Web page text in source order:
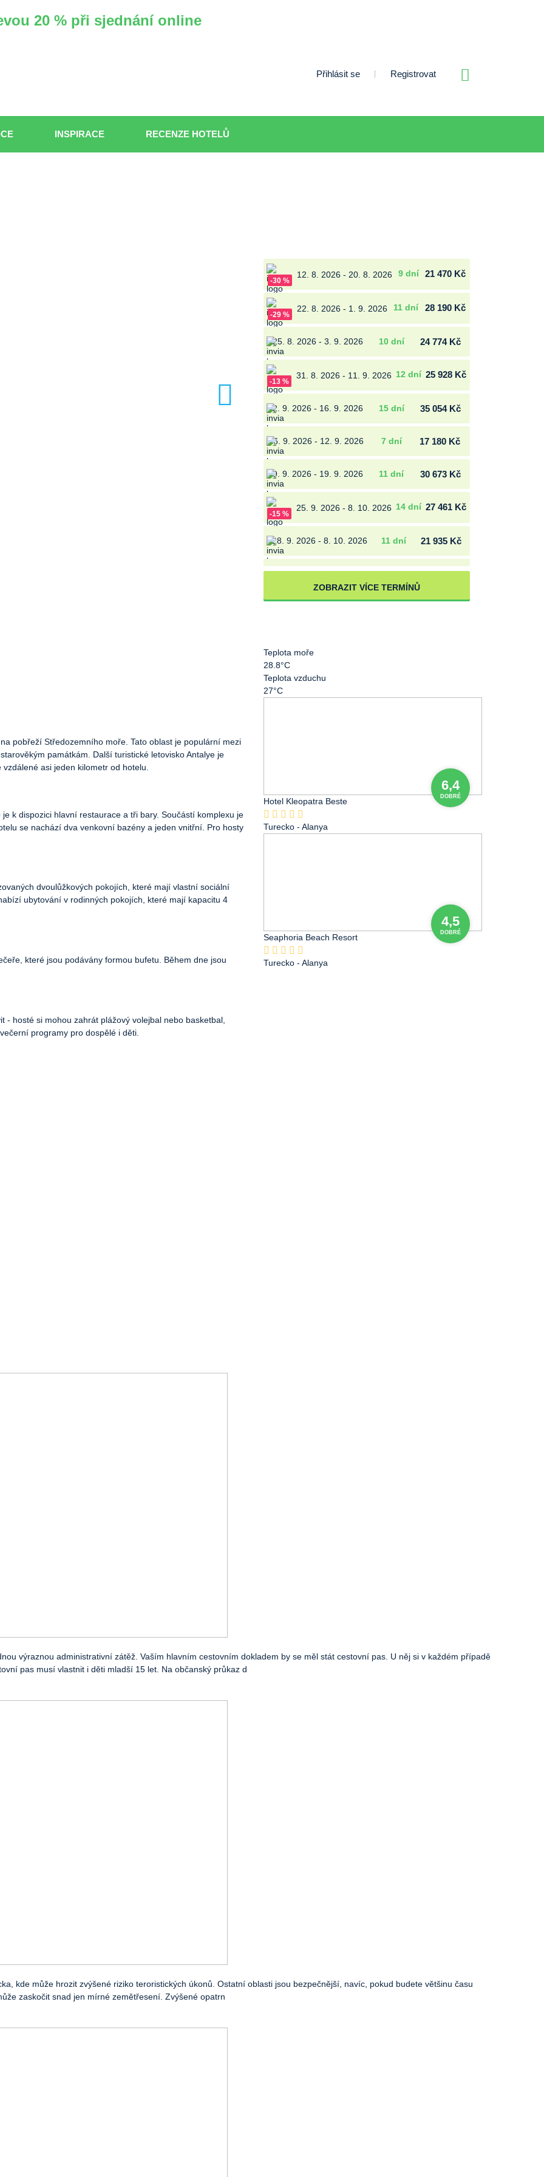
20 % při sjednání online
Přihlásit se Registrovat
INSPIRACE RECENZE HOTELŮ
-30 %
12. 8. 2026 - 20. 8. 2026 9 dní 21 470 Kč
-29 %
22. 8. 2026 - 1. 9. 2026 11 dní 28 190 Kč
25. 8. 2026 - 3. 9. 2026 10 dní 24 774 Kč
-13 %
31. 8. 2026 - 11. 9. 2026 12 dní 25 928 Kč
2. 9. 2026 - 16. 9. 2026 15 dní 35 054 Kč
6. 9. 2026 - 12. 9. 2026 7 dní 17 180 Kč
9. 9. 2026 - 19. 9. 2026 11 dní 30 673 Kč
-15 %
25. 9. 2026 - 8. 10. 2026 14 dní 27 461 Kč
28. 9. 2026 - 8. 10. 2026 11 dní 21 935 Kč
2. 10. 2026 - 11. 10. 2026 10 dní 23 534 Kč
ZOBRAZIT VÍCE TERMÍNŮ
pobřeží Středozemního moře. Tato oblast je populární mezi
památkám. Další turistické letovisko Antalye je
asi jeden kilometr od hotelu.
k dispozici hlavní restaurace a tři bary. Součástí komplexu je
se nachází dva venkovní bazény a jeden vnitřní. Pro hosty
dvoulůžkových pokojích, které mají vlastní sociální
ubytování v rodinných pokojích, které mají kapacitu 4
které jsou podávány formou bufetu. Během dne jsou
hosté si mohou zahrát plážový volejbal nebo basketbal,
programy pro dospělé i děti.
Teplota moře
28.8°C
Teplota vzduchu
27°C
6,4
DOBRÉ
Hotel Kleopatra Beste
Turecko - Alanya
4,5
DOBRÉ
Seaphoria Beach Resort
Turecko - Alanya
výraznou administrativní zátěž. Vaším hlavním cestovním dokladem by se měl stát cestovní pas. U něj si v každém případě
pas musí vlastnit i děti mladší 15 let. Na občanský průkaz d
kde může hrozit zvýšené riziko teroristických úkonů. Ostatní oblasti jsou bezpečnější, navíc, pokud budete většinu času
zaskočit snad jen mírné zemětřesení. Zvýšené opatrn